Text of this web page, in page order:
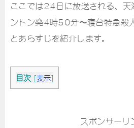
ここでは24日に放送される、天
ントン発4時50分〜寝台特急殺
とあらすじを紹介します。
目次 [表示]
スポンサーリ